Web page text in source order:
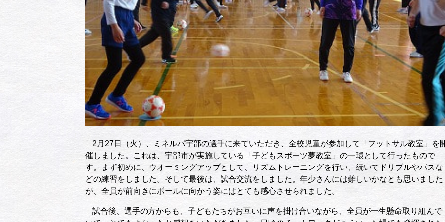
2月 27 日（火）、ミネルバ宇部の選手に来ていただき、全校児童が参加して「フットサル教室」を
催しました。これは、宇部市が実施している「子どもスポーツ夢教室」の一環として行ったもので
す。まず初めに、ウオーミングアップとして、リズムトレーニングを行い、続いてドリブルやパスな
どの練習をしました。そして最後は、試合交流をしました。年少さんには難しいかなとも思いました
が、全員が前向きにボールに向かう姿にはとても感心させられました。
試合後、選手の方からも、子どもたちがお互いに声を掛け合いながら、全員が一生懸命取り組んで